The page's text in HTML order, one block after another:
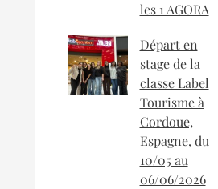
les 1 AGORA
Départ en
stage de la
classe Label
Tourisme à
Cordoue,
Espagne, du
10/05 au
06/06/2026